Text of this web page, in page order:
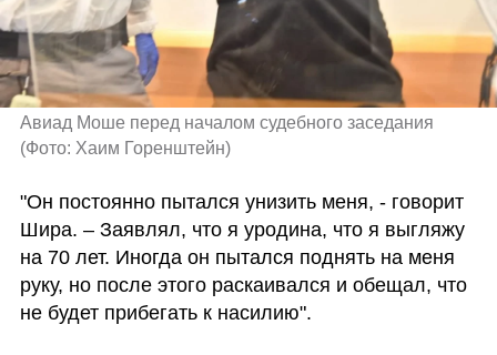
(Фото: Хаим Горенштейн)
"Он постоянно пытался унизить меня, - говорит
Шира. – Заявлял, что я уродина, что я выгляжу
на 70 лет. Иногда он пытался поднять на меня
руку, но после этого раскаивался и обещал, что
не будет прибегать к насилию".